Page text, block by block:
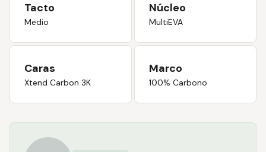
Tacto
Medio
Núcleo
MultiEVA
Caras
Xtend Carbon 3K
Marco
100% Carbono